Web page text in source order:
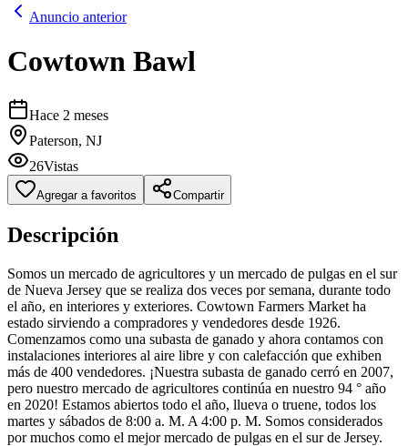
Anuncio anterior
Cowtown Bawl
Hace 2 meses
Paterson, NJ
26Vistas
Agregar a favoritos Compartir
Descripción
Somos un mercado de agricultores y un mercado de pulgas en el sur
de Nueva Jersey que se realiza dos veces por semana, durante todo
el año, en interiores y exteriores. Cowtown Farmers Market ha
estado sirviendo a compradores y vendedores desde 1926.
Comenzamos como una subasta de ganado y ahora contamos con
instalaciones interiores al aire libre y con calefacción que exhiben
más de 400 vendedores. ¡Nuestra subasta de ganado cerró en 2007,
pero nuestro mercado de agricultores continúa en nuestro 94 ° año
en 2020! Estamos abiertos todo el año, llueva o truene, todos los
martes y sábados de 8:00 a. M. A 4:00 p. M. Somos considerados
por muchos como el mejor mercado de pulgas en el sur de Jersey.